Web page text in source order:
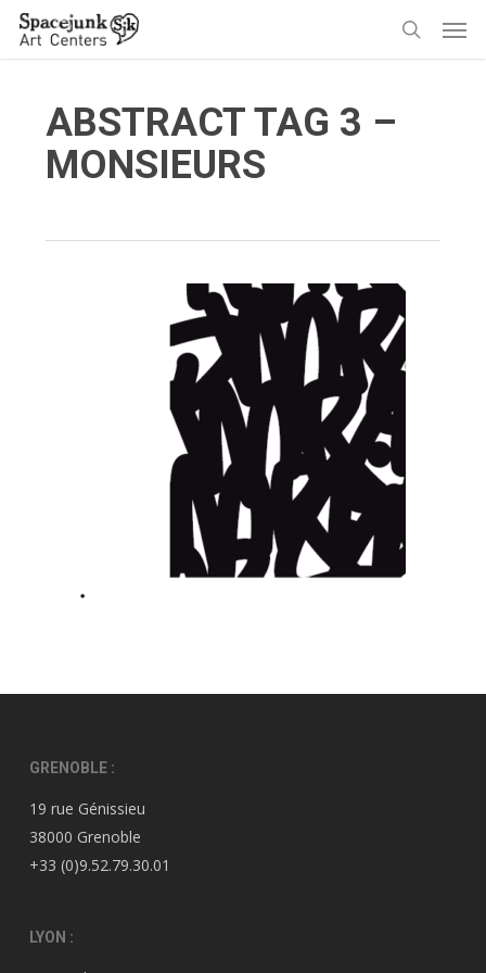
Skip
ABSTRACT TAG 3 –
MONSIEURS
GRENOBLE :
19 rue Génissieu
38000 Grenoble
+33 (0)9.52.79.30.01
LYON :